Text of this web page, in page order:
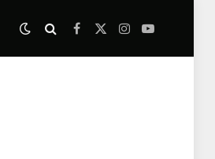
Facebook
X
Instagram
YouTube